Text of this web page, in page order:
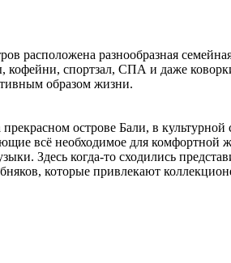
расположена разнообразная
спортзал, СПА и даже
образом жизни.
острове Бали, в культурной
всё необходимое для комфортной
Здесь когда-то сходились
которые привлекают